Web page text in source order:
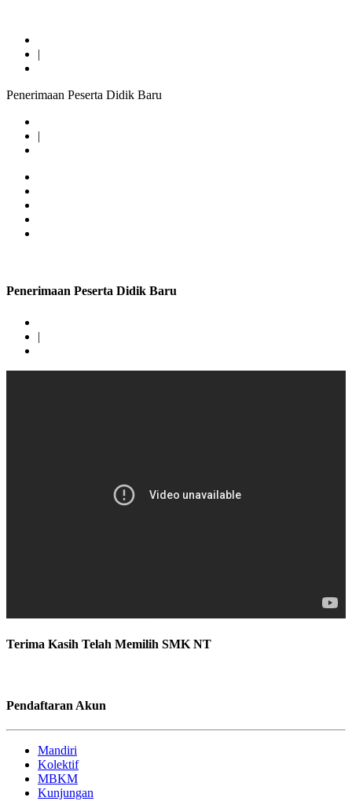
|
Penerimaan Peserta Didik Baru
|
Penerimaan Peserta Didik Baru
|
Terima Kasih Telah Memilih SMK NT
Pendaftaran Akun
Mandiri
Kolektif
MBKM
Kunjungan